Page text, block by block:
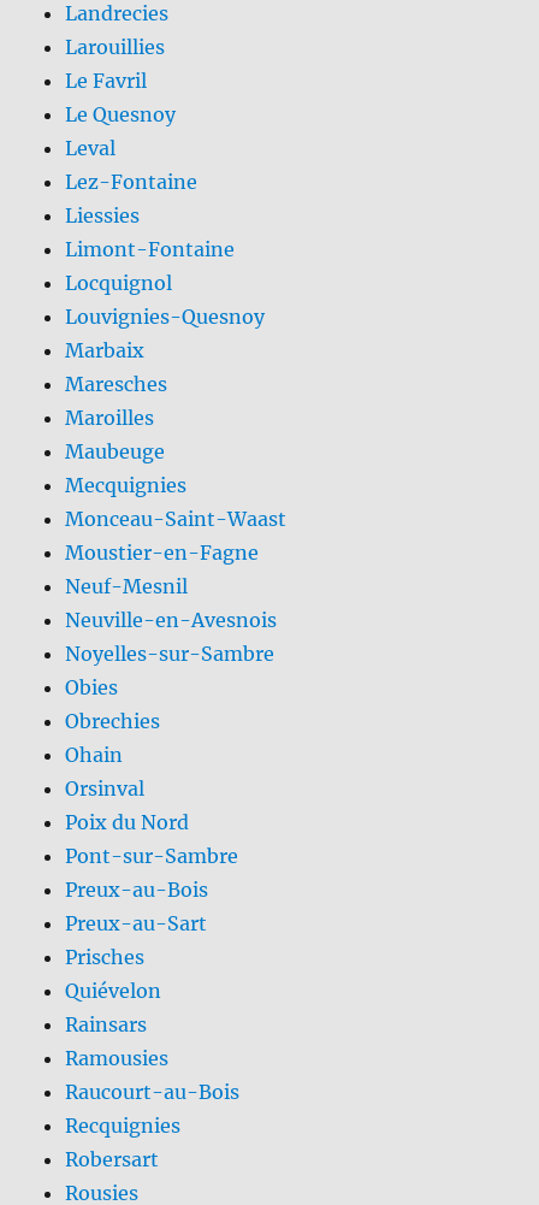
Landrecies
Larouillies
Le Favril
Le Quesnoy
Leval
Lez-Fontaine
Liessies
Limont-Fontaine
Locquignol
Louvignies-Quesnoy
Marbaix
Maresches
Maroilles
Maubeuge
Mecquignies
Monceau-Saint-Waast
Moustier-en-Fagne
Neuf-Mesnil
Neuville-en-Avesnois
Noyelles-sur-Sambre
Obies
Obrechies
Ohain
Orsinval
Poix du Nord
Pont-sur-Sambre
Preux-au-Bois
Preux-au-Sart
Prisches
Quiévelon
Rainsars
Ramousies
Raucourt-au-Bois
Recquignies
Robersart
Rousies